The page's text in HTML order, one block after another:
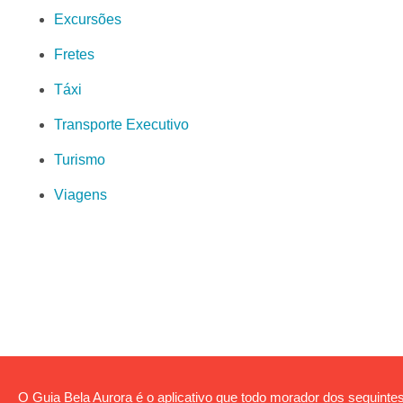
Excursões
Fretes
Táxi
Transporte Executivo
Turismo
Viagens
O Guia Bela Aurora é o aplicativo que todo morador dos